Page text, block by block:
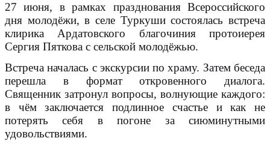
27 июня, в рамках празднования Всероссийского
дня молодёжи, в селе Туркуши состоялась встреча
клирика Ардатовского благочиния протоиерея
Сергия Пяткова с сельской молодёжью.
Встреча началась с экскурсии по храму. Затем беседа
перешла в формат откровенного диалога.
Священник затронул вопросы, волнующие каждого:
в чём заключается подлинное счастье и как не
потерять себя в погоне за сиюминутными
удовольствиями.